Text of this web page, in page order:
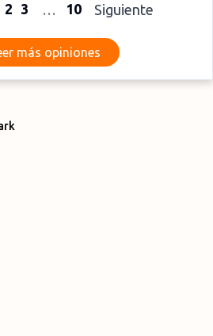
2 3 … 10 Siguiente
Leer más opiniones
más opiniones